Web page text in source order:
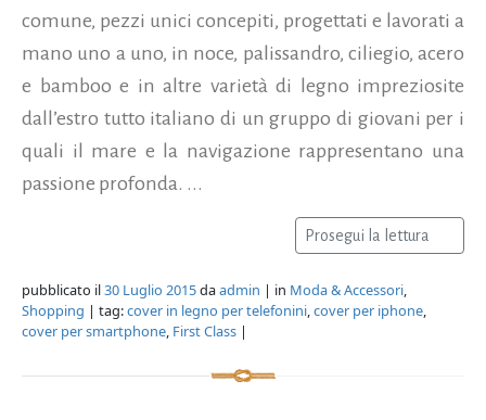
comune, pezzi unici concepiti, progettati e lavorati a
mano uno a uno, in noce, palissandro, ciliegio, acero
e bamboo e in altre varietà di legno impreziosite
dall’estro tutto italiano di un gruppo di giovani per i
quali il mare e la navigazione rappresentano una
passione profonda. ...
Prosegui la lettura
pubblicato il30 Luglio 2015daadmin | in Moda & Accessori,
Shopping | tag:cover in legno per telefonini,cover per iphone,
cover per smartphone, First Class |